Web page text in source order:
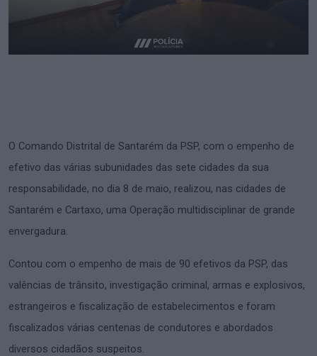
O Comando Distrital de Santarém da PSP, com o empenho de
efetivo das várias subunidades das sete cidades da sua
responsabilidade, no dia 8 de maio, realizou, nas cidades de
Santarém e Cartaxo, uma Operação multidisciplinar de grande
envergadura.
Contou com o empenho de mais de 90 efetivos da PSP, das
valências de trânsito, investigação criminal, armas e explosivos,
estrangeiros e fiscalização de estabelecimentos e foram
fiscalizados várias centenas de condutores e abordados
diversos cidadãos suspeitos.